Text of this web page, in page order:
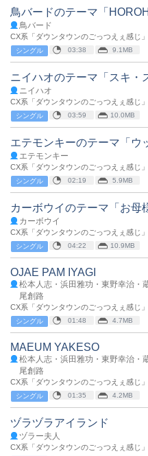
鳥バードのテーマ「
鳥バード
CX系「ダウンタウンのごっつえぇ感じ
シングル 03:38 9.1MB
ニイハオのテーマ「スキ・
ニイハオ
CX系「ダウンタウンのごっつえぇ感じ
シングル 03:59 10.0MB
エテモンキーのテーマ「ウ
エテモンキー
CX系「ダウンタウンのごっつえぇ感じ
シングル 02:19 5.9MB
カーボウイのテーマ「お母
カーボウイ
CX系「ダウンタウンのごっつえぇ感じ
シングル 04:22 10.9MB
OJAE PAM IYAGI
松本人志・浜田雅功・東野幸治・
尾創路
CX系「ダウンタウンのごっつえぇ感じ
シングル 01:48 4.7MB
MAEUM YAKESO
松本人志・浜田雅功・東野幸治・
尾創路
CX系「ダウンタウンのごっつえぇ感じ
シングル 01:35 4.2MB
ヅラヅラアイランド
ヅラー夫人
CX系「ダウンタウンのごっつえぇ感じ